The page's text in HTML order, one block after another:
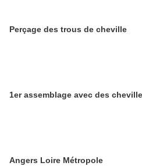
Perçage des trous de cheville
1er assemblage avec des
Angers Loire Métropole